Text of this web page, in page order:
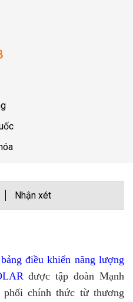
Nhận xét
điều khiển năng lượng
được tập đoàn Mạnh
phối chính thức từ thương